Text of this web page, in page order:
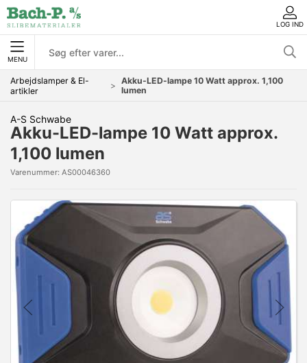
LOG IND
MENU
Arbejdslamper & El-
artikler
Akku-LED-lampe 10 Watt approx. 1,100
lumen
A-S Schwabe
Akku-LED-lampe 10 Watt approx.
1,100 lumen
Varenummer: AS00046360